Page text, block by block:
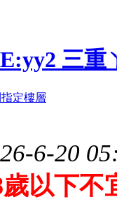
三重
6-20
以下